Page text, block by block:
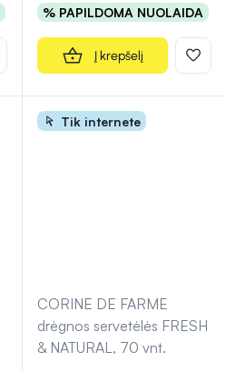
% PAPILDOMA NUOLAIDA
Į krepšelį
Tik internete
CORINE DE FARME
drėgnos servetėlės FRESH
& NATURAL, 70 vnt.